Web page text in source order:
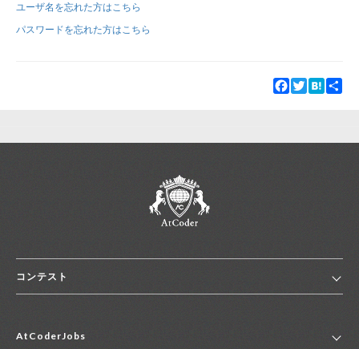
新規登録
ユーザ名を忘れた方はこちら
パスワードを忘れた方はこちら
Facebook
TwitterHatena
コンテスト
コンテスト一覧
AtCoderJobs